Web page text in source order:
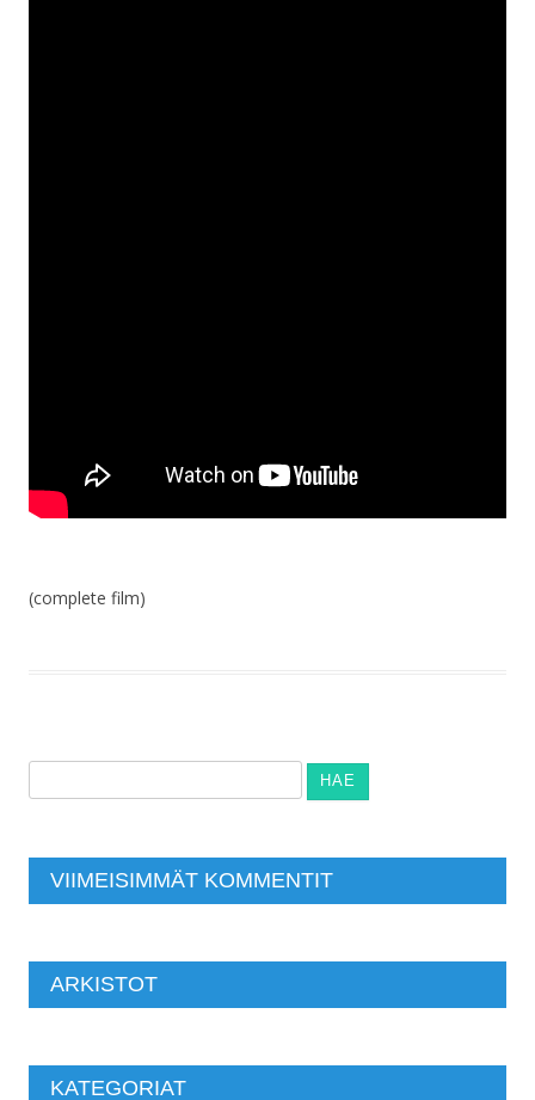
(complete film)
VIIMEISIMMÄT KOMMENTIT
ARKISTOT
KATEGORIAT